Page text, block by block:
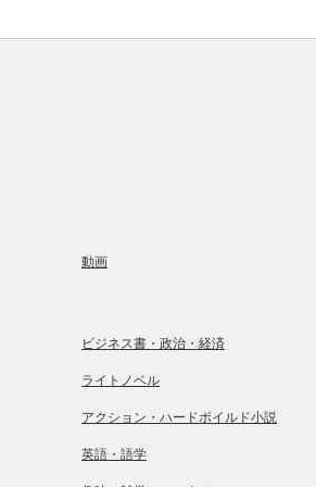
動画
ビジネス書・政治・経済
ライトノベル
アクション・ハードボイルド小説
英語・語学